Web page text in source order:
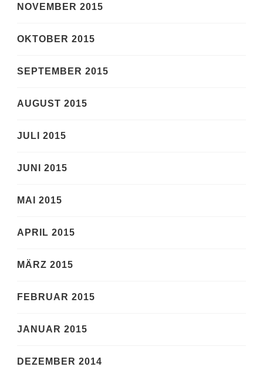
NOVEMBER 2015
OKTOBER 2015
SEPTEMBER 2015
AUGUST 2015
JULI 2015
JUNI 2015
MAI 2015
APRIL 2015
MÄRZ 2015
FEBRUAR 2015
JANUAR 2015
DEZEMBER 2014